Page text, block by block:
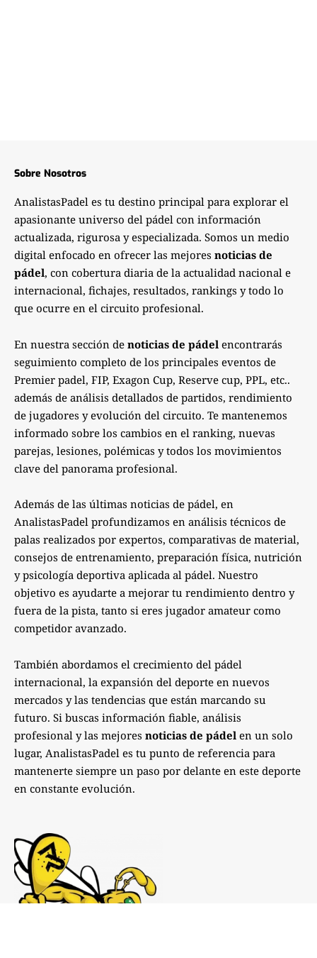
Sobre Nosotros
AnalistasPadel es tu destino principal para explorar el
apasionante universo del pádel con información
actualizada, rigurosa y especializada. Somos un medio
digital enfocado en ofrecer las mejores noticias de
pádel, con cobertura diaria de la actualidad nacional e
internacional, fichajes, resultados, rankings y todo lo
que ocurre en el circuito profesional.
En nuestra sección de noticias de pádel encontrarás
seguimiento completo de los principales eventos de
Premier padel, FIP, Exagon Cup, Reserve cup, PPL, etc..
además de análisis detallados de partidos, rendimiento
de jugadores y evolución del circuito. Te mantenemos
informado sobre los cambios en el ranking, nuevas
parejas, lesiones, polémicas y todos los movimientos
clave del panorama profesional.
Además de las últimas noticias de pádel, en
AnalistasPadel profundizamos en análisis técnicos de
palas realizados por expertos, comparativas de material,
consejos de entrenamiento, preparación física, nutrición
y psicología deportiva aplicada al pádel. Nuestro
objetivo es ayudarte a mejorar tu rendimiento dentro y
fuera de la pista, tanto si eres jugador amateur como
competidor avanzado.
También abordamos el crecimiento del pádel
internacional, la expansión del deporte en nuevos
mercados y las tendencias que están marcando su
futuro. Si buscas información fiable, análisis
profesional y las mejores noticias de pádel en un solo
lugar, AnalistasPadel es tu punto de referencia para
mantenerte siempre un paso por delante en este deporte
en constante evolución.